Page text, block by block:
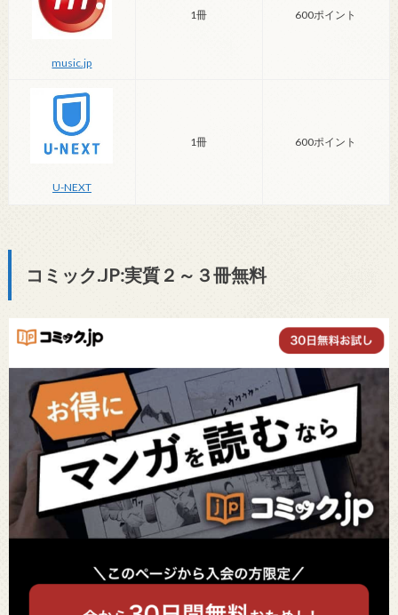
music.jp
1冊 600ポイント
U-NEXT
1冊 600ポイント
コミック.JP:実質２～３冊無料